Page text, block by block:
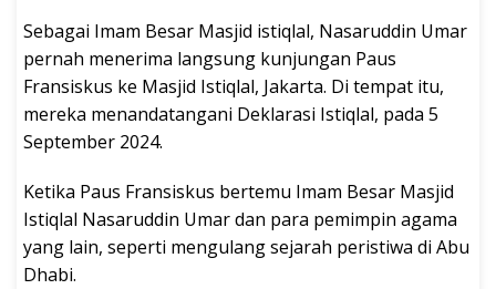
Sebagai Imam Besar Masjid istiqlal, Nasaruddin Umar
pernah menerima langsung kunjungan Paus
Fransiskus ke Masjid Istiqlal, Jakarta. Di tempat itu,
mereka menandatangani Deklarasi Istiqlal, pada 5
September 2024.
Ketika Paus Fransiskus bertemu Imam Besar Masjid
Istiqlal Nasaruddin Umar dan para pemimpin agama
yang lain, seperti mengulang sejarah peristiwa di Abu
Dhabi.